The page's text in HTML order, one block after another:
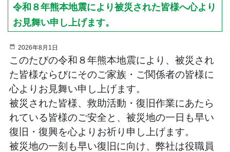
令和８年熊本地震により被災された皆様へ心より
お見舞い申し上げます。
2026年8月1日
このたびの令和８年熊本地震により、被災され
た皆様ならびにそのご家族・ご関係者の皆様に
心よりお見舞い申し上げます。
被災された皆様、救助活動・復旧作業にあたら
れている皆様のご安全と、被災地の一日も早い
復旧・復興を心よりお祈り申し上げます。
被災地の一刻も早い復旧に向け、弊社は役職員